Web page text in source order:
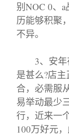
别NOC 0、
历能够积聚
不异。
3、安年
是甚么?店
合，必需服
易举动最少
行，近来一
100万好元